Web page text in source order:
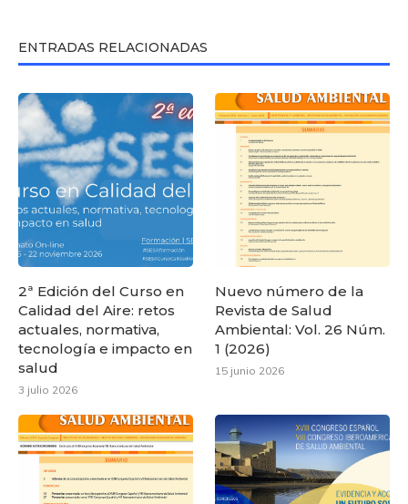
ENTRADAS RELACIONADAS
2ª Edición del Curso en
Calidad del Aire: retos
actuales, normativa,
tecnología e impacto en
salud
3 julio 2026
Nuevo número de la
Revista de Salud
Ambiental: Vol. 26 Núm.
1 (2026)
15 junio 2026